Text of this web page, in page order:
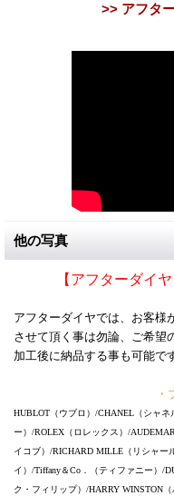
>> アフタ
他の写真
【アフターダイ
アフターダイヤでは、お客様
させて頂く事は勿論、ご希望
加工後に納品する事も可能で
・
HUBLOT（ウブロ）/CHANEL（シャ
ー）/ROLEX（ロレックス）/
イコブ）/RICHARD MILLE（リシャー
イ）/Tiffany＆Co．（ティファニー）/
ク・フィリップ）/HARRY WINSTON